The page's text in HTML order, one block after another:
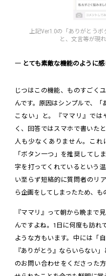
上記Ver1.0の「ありがとう
と、文言等が現
― とても素敵な機能のように感
じつはこの機能、ものすごく
んです。原因はシンプルで、
こない」と。『ママリ』で
く、回答ではスマホで書いた
人も少なくありません。こ
「ボタン一つ」を推奨してし
字を打ってくれているという
い至らず短絡的に質問者のリ
ら企画をしてしまったため、も
『ママリ』って朝から晩まで
んですよね。1日に何度も訪れ
ような方もいます。中には「
『ありがとう』ならいらない
のお問い合わせをくださった